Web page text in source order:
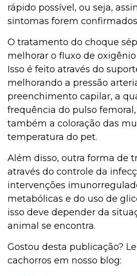
rápido possível, ou seja,
sintomas forem
O tratamento do choque
melhorar o fluxo de
Isso é feito através do
melhorando a pressão
preenchimento capilar, a
frequência do pulso
também a coloração das
temperatura do pet.
Além disso, outra forma de
através do controle da
intervenções
metabólicas e do uso de
isso deve depender da
animal se encontra.
Gostou desta publicação?
cachorros em nosso blog: